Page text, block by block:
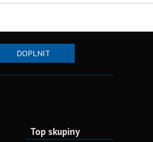
DOPLNIT
Top skupiny